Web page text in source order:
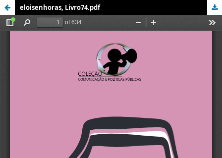
eloisenhoras, Livro74.pdf